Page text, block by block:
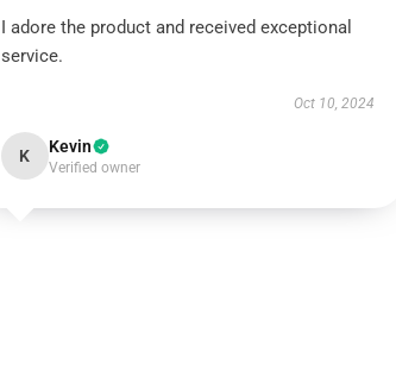
I adore the product and received exceptional
service.
Oct 10, 2024
K Kevin
Verified owner